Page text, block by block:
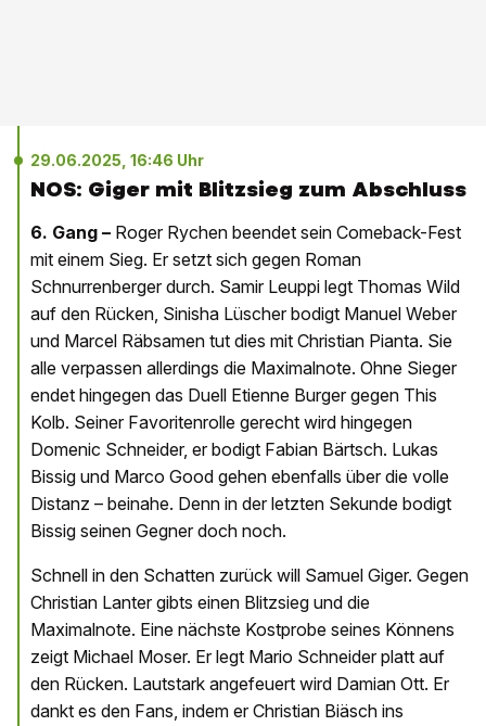
29.06.2025, 16:46 Uhr
NOS: Giger mit Blitzsieg zum Abschluss
6. Gang – Roger Rychen beendet sein Comeback-Fest
mit einem Sieg. Er setzt sich gegen Roman
Schnurrenberger durch. Samir Leuppi legt Thomas Wild
auf den Rücken, Sinisha Lüscher bodigt Manuel Weber
und Marcel Räbsamen tut dies mit Christian Pianta. Sie
alle verpassen allerdings die Maximalnote. Ohne Sieger
endet hingegen das Duell Etienne Burger gegen This
Kolb. Seiner Favoritenrolle gerecht wird hingegen
Domenic Schneider, er bodigt Fabian Bärtsch. Lukas
Bissig und Marco Good gehen ebenfalls über die volle
Distanz – beinahe. Denn in der letzten Sekunde bodigt
Bissig seinen Gegner doch noch.
Schnell in den Schatten zurück will Samuel Giger. Gegen
Christian Lanter gibts einen Blitzsieg und die
Maximalnote. Eine nächste Kostprobe seines Könnens
zeigt Michael Moser. Er legt Mario Schneider platt auf
den Rücken. Lautstark angefeuert wird Damian Ott. Er
dankt es den Fans, indem er Christian Biäsch ins